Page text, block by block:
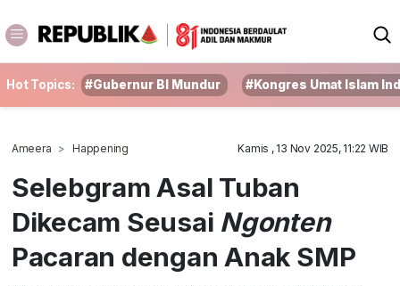
Hot Topics: #Gubernur BI Mundur #Kongres Umat Islam
Ameera Happening Kamis , 13 Nov 2025, 11:22 WIB
Selebgram Asal Tuban
Dikecam Seusai Ngonten
Pacaran dengan Anak SMP